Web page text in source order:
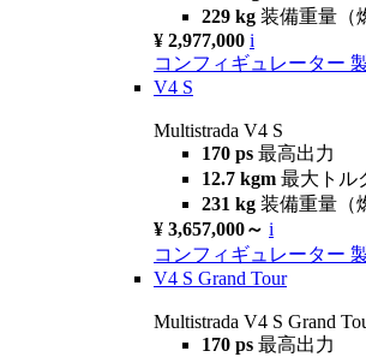
229 kg 装備重量（
¥ 2,977,000 i
コンフィギュレーター
V4 S
Multistrada V4 S
170 ps 最高出力
12.7 kgm 最大トル
231 kg 装備重量（
¥ 3,657,000～ i
コンフィギュレーター
V4 S Grand Tour
Multistrada V4 S Grand
170 ps 最高出力